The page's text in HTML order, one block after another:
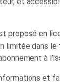
et
proposé en
limitée dans
à
et